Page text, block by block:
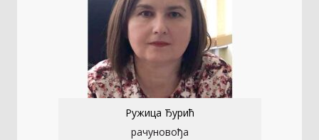
Ружица Ђурић
рачуновођа